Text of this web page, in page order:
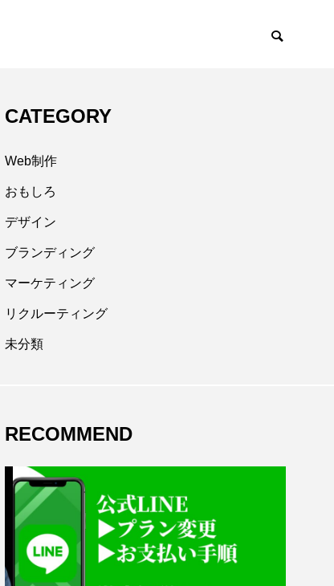
CATEGORY
Web制作
おもしろ
デザイン
ブランディング
マーケティング
リクルーティング
未分類
RECOMMEND